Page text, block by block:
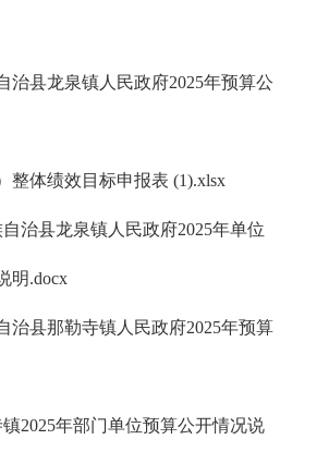
治县龙泉镇人民政府2025年预算公
整体绩效目标申报表 (1).xlsx
治县龙泉镇人民政府2025年单位
明.docx
治县那勒寺镇人民政府2025年预算
2025年部门单位预算公开情况说